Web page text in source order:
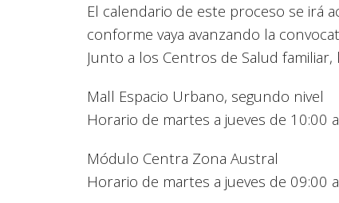
El calendario de este proceso se irá
conforme vaya avanzando la
Junto a los Centros de Salud
Mall Espacio Urbano, segundo nivel
Horario de martes a jueves de 10:00
Módulo Centra Zona Austral
Horario de martes a jueves de 09:00